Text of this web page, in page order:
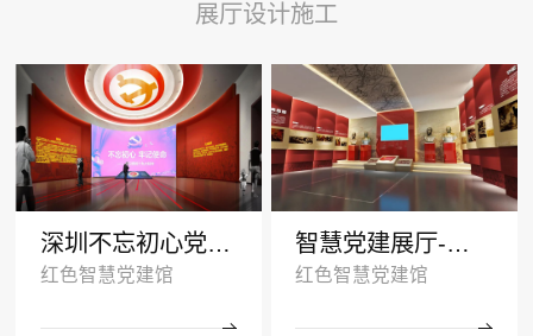
展厅设计施工
深圳不忘初心党建展厅
红色智慧党建馆
智慧党建展厅-塑造红色传承
红色智慧党建馆